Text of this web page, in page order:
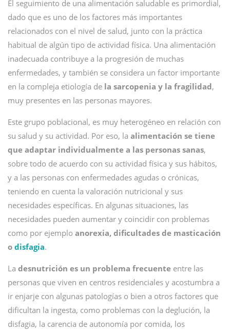
El seguimiento de una alimentación saludable es primordial,
dado que es uno de los factores más importantes
relacionados con el nivel de salud, junto con la práctica
habitual de algún tipo de actividad física. Una alimentación
inadecuada contribuye a la progresión de muchas
enfermedades, y también se considera un factor importante
en la compleja etiología de la sarcopenia y la fragilidad,
muy presentes en las personas mayores.
Este grupo poblacional, es muy heterogéneo en relación con
su salud y su actividad. Por eso, la alimentación se tiene
que adaptar individualmente a las personas sanas,
sobre todo de acuerdo con su actividad física y sus hábitos,
y a las personas con enfermedades agudas o crónicas,
teniendo en cuenta la valoración nutricional y sus
necesidades específicas. En algunas situaciones, las
necesidades pueden aumentar y coincidir con problemas
como por ejemplo anorexia, dificultades de masticación
o disfagia.
La desnutrición es un problema frecuente entre las
personas que viven en centros residenciales y acostumbra a
ir enjarje con algunas patologías o bien a otros factores que
dificultan la ingesta, como problemas con la deglución, la
disfagia, la carencia de autonomía por comida, los